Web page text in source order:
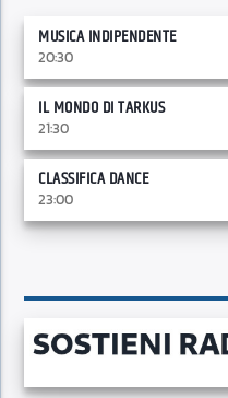
MUSICA INDIPENDENTE
20:30
IL MONDO DI TARKUS
21:30
CLASSIFICA DANCE
23:00